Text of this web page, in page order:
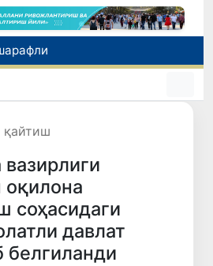
Рақобат қўмитаси аралашуви билан тадбиркордан газ учун асоссиз ундирилган тўлов қайтарилиши таъминланди
қайтиш
оқилона
соҳасидаги
давлат
белгиланди